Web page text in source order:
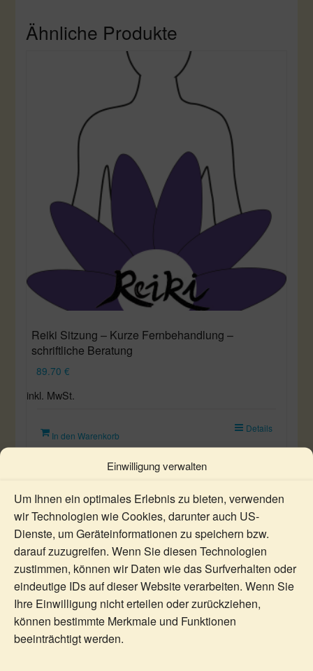
Einwilligung verwalten
Um Ihnen ein optimales Erlebnis zu bieten, verwenden
wir Technologien wie Cookies, darunter auch US-
Dienste, um Geräteinformationen zu speichern bzw.
darauf zuzugreifen. Wenn Sie diesen Technologien
zustimmen, können wir Daten wie das Surfverhalten oder
eindeutige IDs auf dieser Website verarbeiten. Wenn Sie
Ihre Einwilligung nicht erteilen oder zurückziehen,
können bestimmte Merkmale und Funktionen
beeinträchtigt werden.
Ähnliche Produkte
Reiki Sitzung – Kurze Fernbehandlung –
schriftliche Beratung
89.70€
inkl. MwSt.
In den Warenkorb
Details